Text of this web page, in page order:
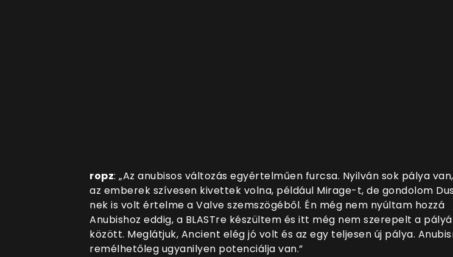
ropz: „Az anubisos változás egyértelműen furcsa. Nyilván sok pálya
az emberek szívesen kivettek volna, például Mirage-t, de gondolom
nek is volt értelme a Valve szemszögéből. Én még nem nyúltam hozzá
Anubishoz eddig, a BLASTre készültem és itt még nem szerepelt a
között. Meglátjuk, Ancient elég jó volt és az egy teljesen új pálya.
remélhetőleg ugyanilyen potenciálja van.”